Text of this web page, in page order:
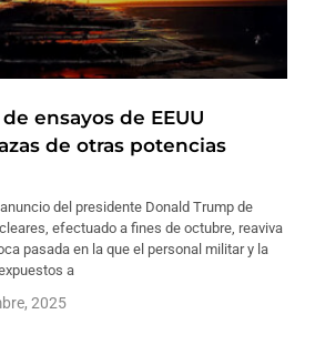
ensayos de EEUU
de otras potencias
del presidente Donald Trump de
efectuado a fines de octubre, reaviva
pasada en la que el personal militar y la
a
2025